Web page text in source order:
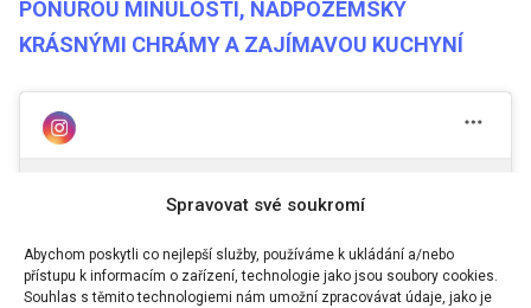
Spravovat své soukromí
Abychom poskytli co nejlepší služby, používáme k ukládání a/nebo
přístupu k informacím o zařízení, technologie jako jsou soubory cookies.
Souhlas s těmito technologiemi nám umožní zpracovávat údaje, jako je
PONUROU MINULOSTÍ, NADPOZEMSKY
KRÁSNÝMI CHRÁMY A ZAJÍMAVOU KUCHYNÍ
Kliknutím přijmete marketing souborů
cookie a povolíte tento obsah